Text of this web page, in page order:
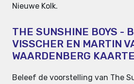
Nieuwe Kolk.
THE SUNSHINE BOYS -
VISSCHER EN MARTIN
WAARDENBERG
Beleef de voorstelling van The